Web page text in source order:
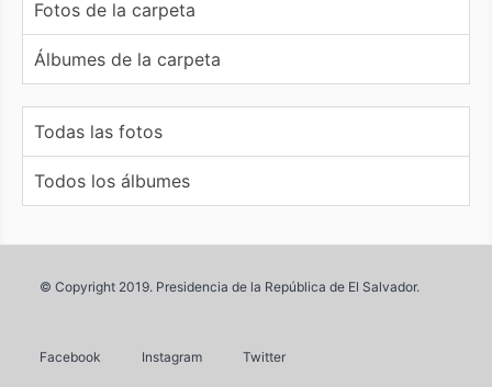
Fotos de la carpeta
Álbumes de la carpeta
Todas las fotos
Todos los álbumes
© Copyright 2019. Presidencia de la República de El Salvador.
Facebook Instagram Twitter